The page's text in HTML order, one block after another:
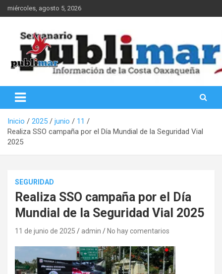
Saltar
al
miércoles, agosto 5, 2026
PubliMar
Inicio 2025 junio
11
Realiza SSO campaña por el Día Mundial de la Seguridad Vial
2025
SEGURIDAD
Realiza SSO campaña por el Día
Mundial de la Seguridad Vial 2025
11 de junio de 2025 admin No hay comentarios